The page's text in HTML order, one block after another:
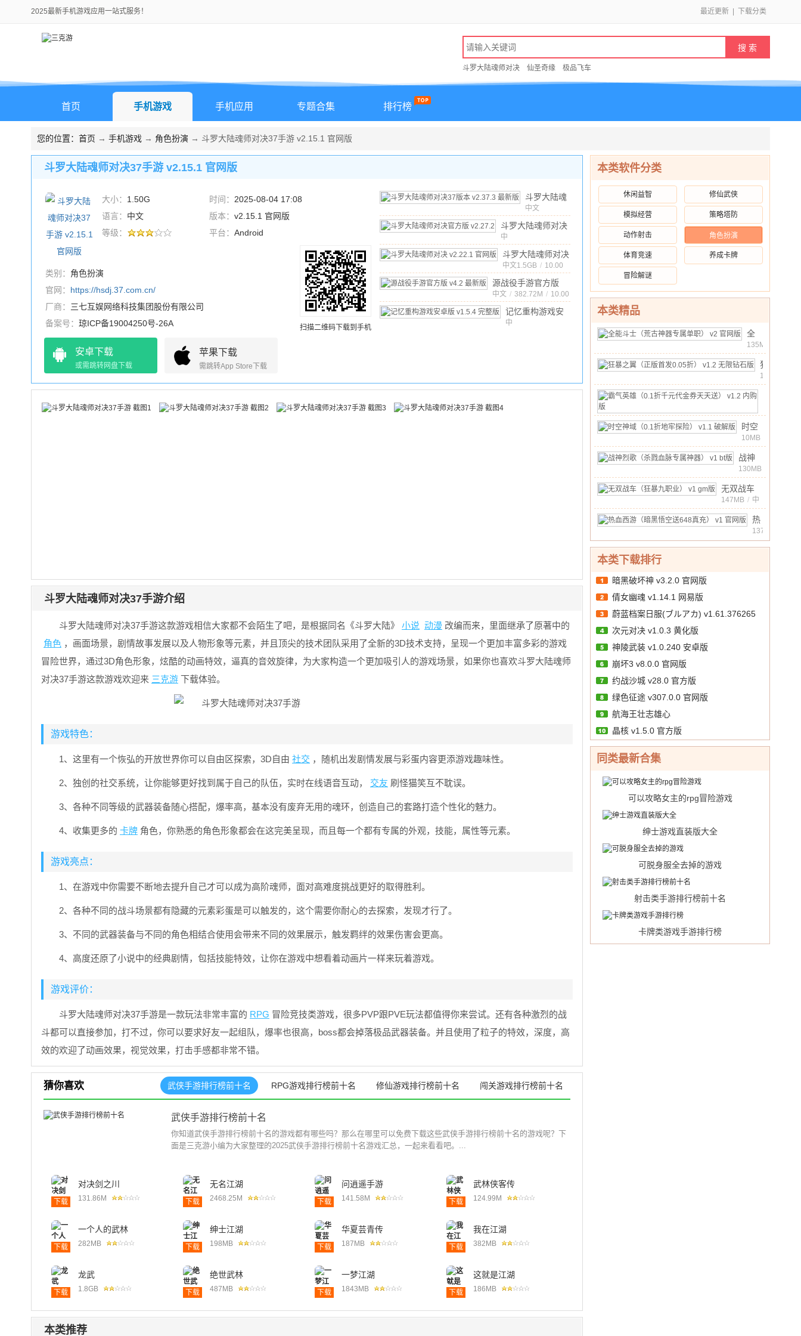
2025最新手机游戏应用一站式服务！ 最近更新 下载分类
斗罗大陆魂师对决 仙圣奇缘 极品飞车
首页 手机游戏 手机应用 专题合集 排行榜
您的位置： 首页 → 手机游戏 → 角色扮演 → 斗罗大陆魂师对决37手游 v2.15.1 官网版
斗罗大陆魂师对决37手游 v2.15.1 官网版
大小： 1.50G 时间： 2025-08-04 17:08
语言： 中文 版本： v2.15.1 官网版
等级：
平台： Android
类别： 角色扮演
官网： https://hsdj.37.com.cn/
厂商： 三七互娱网络科技集团股份有限公司
备案号： 琼ICP备19004250号-26A
安卓下载
或需跳转网盘下载
苹果下载
需跳转App Store下载
斗罗大陆魂
师对决37版
本 v2.37.3
最新版
中文
1.73G / 10.00
斗罗大陆魂师对决
官方版
中
文 / 1560.53MB / 10.00
斗罗大陆魂师对决
v2.22.1 官网版
中文1.5GB / 10.00
源战役手游官方版
v4.2 最新版
中文 / 382.72M / 10.00
记忆重构游戏安
卓版
中
扫描二维码下载到手机
斗罗大陆魂师对决37手游介绍
斗罗大陆魂师对决37手游这款游戏相信大家都不会陌生了吧，是根据同名《斗罗大陆》 小说 动漫 改编而来，里面继承了原著中的
角色 ，画面场景，剧情故事发展以及人物形象等元素，并且顶尖的技术团队采用了全新的3D技术支持，呈现一个更加丰富多彩的游戏
冒险世界，通过3D角色形象，炫酷的动画特效，逼真的音效旋律，为大家构造一个更加吸引人的游戏场景，如果你也喜欢斗罗大陆魂师
对决37手游这款游戏欢迎来 三克游 下载体验。
游戏特色：
1、这里有一个恢弘的开放世界你可以自由区探索，3D自由 社交 ，随机出发剧情发展与彩蛋内容更添游戏趣味性。
2、独创的社交系统，让你能够更好找到属于自己的队伍，实时在线语音互动， 交友 刷怪猫笑互不耽误。
3、各种不同等级的武器装备随心搭配，爆率高，基本没有废弃无用的魂环，创造自己的套路打造个性化的魅力。
4、收集更多的 卡牌 角色，你熟悉的角色形象都会在这完美呈现，而且每一个都有专属的外观，技能，属性等元素。
游戏亮点：
1、在游戏中你需要不断地去提升自己才可以成为高阶魂师，面对高难度挑战更好的取得胜利。
2、各种不同的战斗场景都有隐藏的元素彩蛋是可以触发的，这个需要你耐心的去探索，发现才行了。
3、不同的武器装备与不同的角色相结合使用会带来不同的效果展示，触发羁绊的效果伤害会更高。
4、高度还原了小说中的经典剧情，包括技能特效，让你在游戏中想看着动画片一样来玩着游戏。
游戏评价：
斗罗大陆魂师对决37手游是一款玩法非常丰富的 RPG 冒险竞技类游戏，很多PVP跟PVE玩法都值得你来尝试。还有各种激烈的战
斗都可以直接参加，打不过，你可以要求好友一起组队，爆率也很高，boss都会掉落极品武器装备。并且使用了粒子的特效，深度，高
效的欢迎了动画效果，视觉效果，打击手感都非常不错。
猜你喜欢 武侠手游排行榜前十名 RPG游戏排行榜前十名 修仙游戏排行榜前十名 闯关游戏排行榜前十名
武侠手游排行榜前十名
你知道武侠手游排行榜前十名的游戏都有哪些吗？那么在哪里可以免费下载这些武侠手游排行榜前十名的游戏呢？下
面是三克游小编为大家整理的2025武侠手游排行榜前十名游戏汇总，一起来看看吧。...
下载
对决剑之川
131.86M 下载
无名江湖
2468.25M 下载
问逍遥手游
141.58M 下载
武林侠客传
124.99M
下载
一个人的武林
282MB 下载
绅士江湖
198MB 下载
华夏芸青传
187MB 下载
我在江湖
382MB
下载
龙武
1.8GB 下载
绝世武林
487MB 下载
一梦江湖
1843MB 下载
这就是江湖
186MB
本类推荐
本类软件分类
休闲益智 修仙武侠
模拟经营 策略塔防
动作射击 角色扮演
体育竞速 养成卡牌
冒险解谜
本类精品
全
能
斗
士
（荒
古
器
专
属
单
职）
v2
官
网
版
135MB
中
文
10.00
狂
暴
发
折）
限
钻
石
版
1MB
中
元
天
送）
中
时空
神域
折地
牢探
险）
v1.1
破解
版
10MB
中
文 /
战神
烈歌
戮血
脉专
属神
器）
v1 bt
130MB
中
文 / 10.00
无双战车
（狂暴九职
业） v1
gm版
147MB / 中
文 / 10.00
热
血
西
送
137MB
中
文 / 10.00
本类下载排行
暗黑破坏神 v3.2.0 官网版
倩女幽魂 v1.14.1 网易版
蔚蓝档案日服(ブルアカ) v1.61.376265
官方版
次元对决 v1.0.3 黄化版
神陵武装 v1.0.240 安卓版
崩坏3 v8.0.0 官网版
约战沙城 v28.0 官方版
绿色征途 v307.0.0 官网版
航海王壮志雄心
晶核 v1.5.0 官方版
同类最新合集
可以攻略女主的rpg冒险游戏
绅士游戏直装版大全
可脱身服全去掉的游戏
射击类手游排行榜前十名
卡牌类游戏手游排行榜